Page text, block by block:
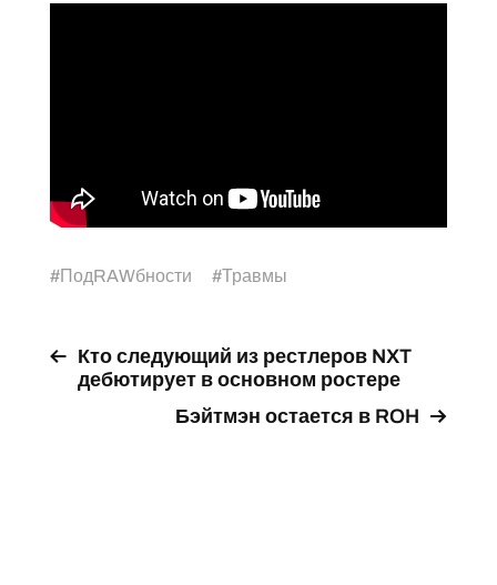
#ПодRAWбности #Травмы
Кто следующий из рестлеров NXT
дебютирует в основном ростере
Бэйтмэн остается в ROH